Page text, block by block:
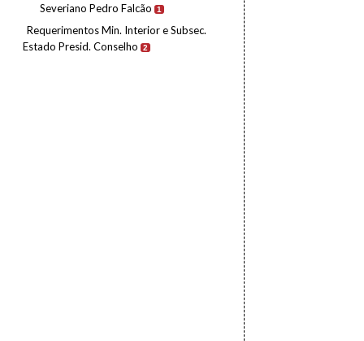
Severiano Pedro Falcão 1
Requerimentos Min. Interior e Subsec.
Estado Presid. Conselho
2